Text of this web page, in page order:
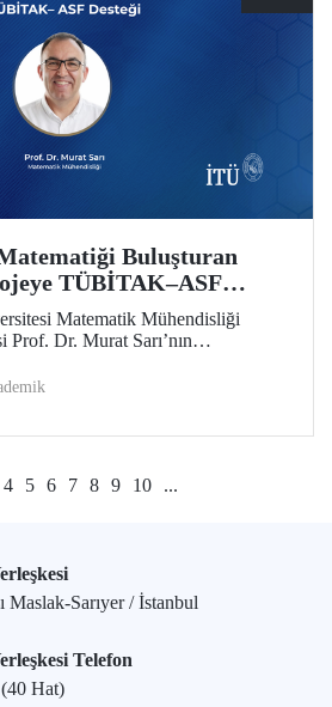
Buluşturan
TÜBİTAK–ASF
Matematik Mühendisliği
Dr. Murat Sarı’nın
birleştiren uluslararası araştırma
4 5 6 7 8 9 10 ...
Maslak-Sarıyer / İstanbul
Telefon
Hat)